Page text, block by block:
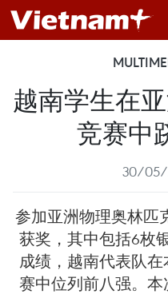
越南学生在
竞赛中
30/05/
参加亚洲物理奥林匹
获奖，其中包括6枚
成绩，越南代表队
赛中位列前八强。